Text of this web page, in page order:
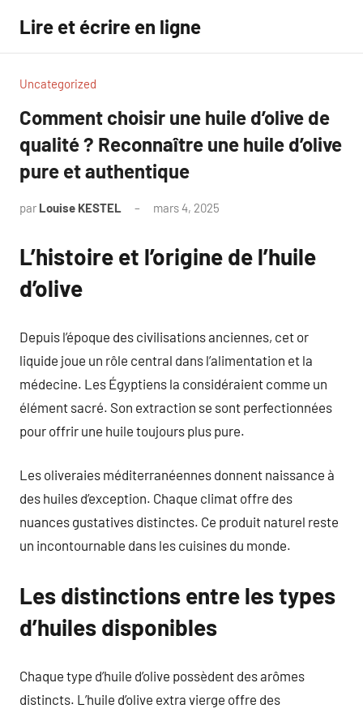
contenu
Lire et écrire en ligne
Uncategorized
Comment choisir une huile d’olive de
qualité ? Reconnaître une huile d’olive
pure et authentique
par Louise KESTEL mars 4, 2025
L’histoire et l’origine de l’huile
d’olive
Depuis l’époque des civilisations anciennes, cet or
liquide joue un rôle central dans l’alimentation et la
médecine. Les Égyptiens la considéraient comme un
élément sacré. Son extraction se sont perfectionnées
pour offrir une huile toujours plus pure.
Les oliveraies méditerranéennes donnent naissance à
des huiles d’exception. Chaque climat offre des
nuances gustatives distinctes. Ce produit naturel reste
un incontournable dans les cuisines du monde.
Les distinctions entre les types
d’huiles disponibles
Chaque type d’huile d’olive possèdent des arômes
distincts. L’huile d’olive extra vierge offre des